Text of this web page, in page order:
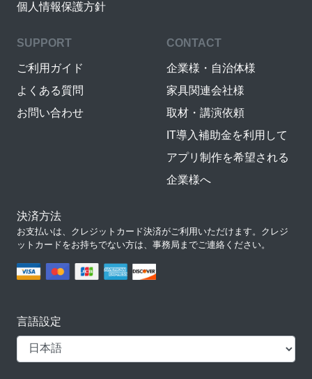
個人情報保護方針
SUPPORT
ご利用ガイド
よくある質問
お問い合わせ
CONTACT
企業様・自治体様
家具関連会社様
取材・講演依頼
IT導入補助金を利用して
アプリ制作を希望される
企業様へ
決済方法
お支払いは、クレジットカード決済がご利用いただけます。クレジ
ットカードをお持ちでない方は、事務局までご連絡ください。
言語設定